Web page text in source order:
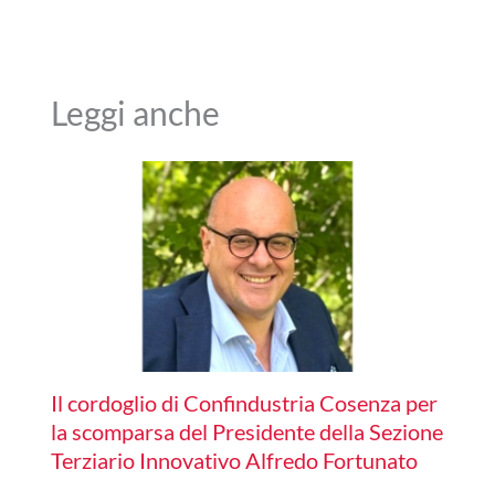
Leggi anche
Il cordoglio di Confindustria Cosenza per
la scomparsa del Presidente della Sezione
Terziario Innovativo Alfredo Fortunato